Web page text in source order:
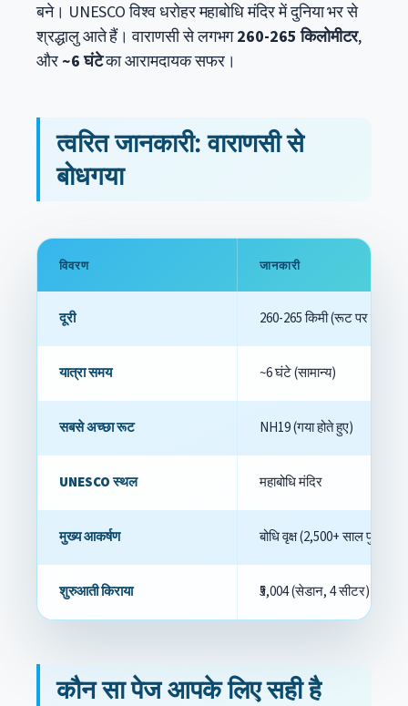
बने। UNESCO विश्व धरोहर महाबोधि मंदिर में दुनिया भर से
श्रद्धालु आते हैं। वाराणसी से लगभग260-265 किलोमीटर,
और~6 घंटेका आरामदायक सफर।
त्वरित जानकारी: वाराणसी से
बोधगया
विवरण जानकारी
दूरी 260-265 किमी (रूट पर निर्भर)
यात्रा समय ~6 घंटे (सामान्य)
सबसे अच्छा रूट NH19 (गया होते हुए)
UNESCO स्थल महाबोधि मंदिर
मुख्य आकर्षण बोधि वृक्ष (2,500+ साल पुरानी
शुरुआती किराया ₹5,004 (सेडान, 4 सीटर)
कौन सा पेज आपके लिए सही है